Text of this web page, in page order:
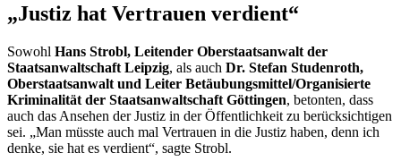
„Justiz hat Vertrauen verdient“
Sowohl Hans Strobl, Leitender Oberstaatsanwalt der
Staatsanwaltschaft Leipzig, als auch Dr. Stefan Studenroth,
Oberstaatsanwalt und Leiter Betäubungsmittel/Organisierte
Kriminalität der Staatsanwaltschaft Göttingen, betonten, dass
auch das Ansehen der Justiz in der Öffentlichkeit zu berücksichtigen
sei. „Man müsste auch mal Vertrauen in die Justiz haben, denn ich
denke, sie hat es verdient“, sagte Strobl.